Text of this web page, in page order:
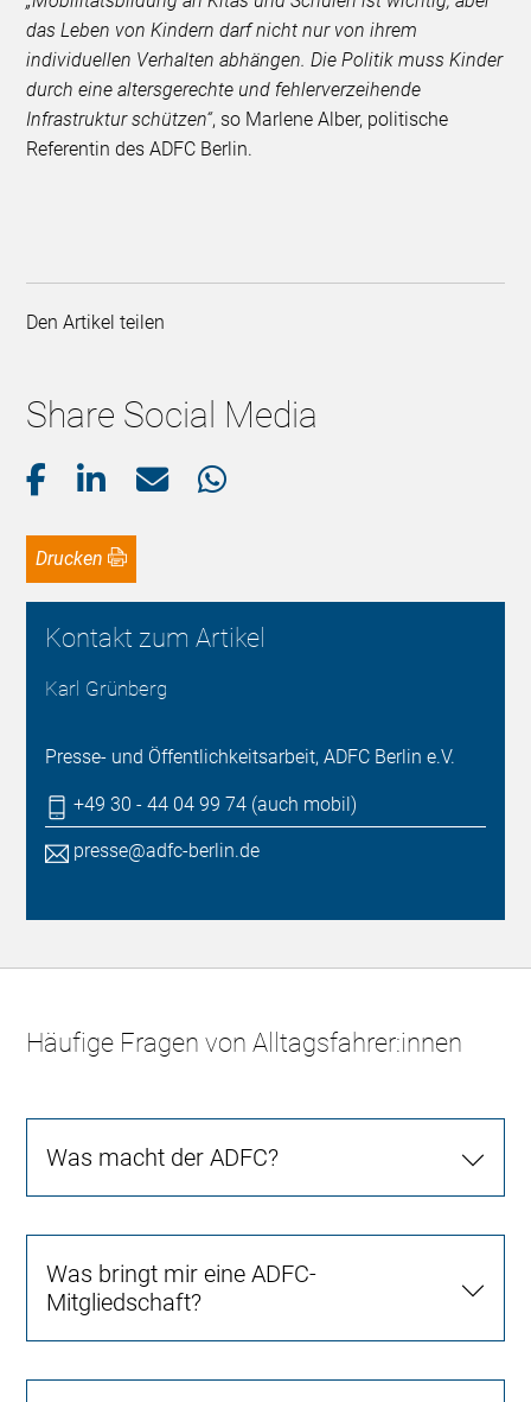
das Leben von Kindern darf nicht nur von ihrem
individuellen Verhalten abhängen. Die Politik muss Kinder
durch eine altersgerechte und fehlerverzeihende
Infrastruktur schützen“, so Marlene Alber, politische
Referentin des ADFC Berlin.
Den Artikel teilen
Share Social Media
Drucken
Kontakt zum Artikel
Karl Grünberg
Presse- und Öffentlichkeitsarbeit, ADFC Berlin e.V.
+49 30 - 44 04 99 74 (auch mobil)
presse@adfc-berlin.de
Häufige Fragen von Alltagsfahrer:innen
Was macht der ADFC?
Was bringt mir eine ADFC-
Mitgliedschaft?